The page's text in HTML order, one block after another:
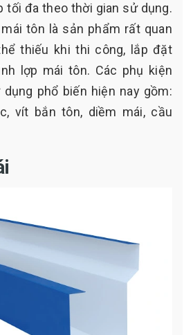
tối đa theo thời gian sử dụng.
tôn là sản phẩm rất quan
thiếu khi thi công, lắp đặt
lợp mái tôn. Các phụ kiện
phổ biến hiện nay gồm:
vít bắn tôn, diềm mái, cầu